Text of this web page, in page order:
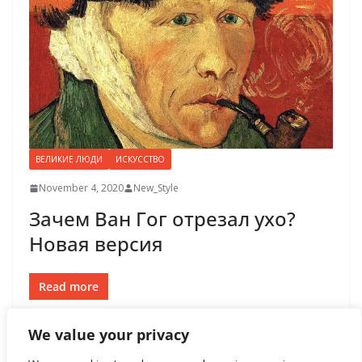
We value your privacy
ВЕЛИКИЕ ЛЮДИ ИСКУССТВО
November 4, 2020 New_Style
Зачем Ван Гог отрезал ухо?
Новая версия
Read more